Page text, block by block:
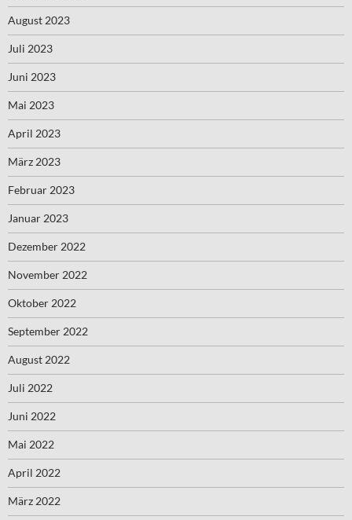
August 2023
Juli 2023
Juni 2023
Mai 2023
April 2023
März 2023
Februar 2023
Januar 2023
Dezember 2022
November 2022
Oktober 2022
September 2022
August 2022
Juli 2022
Juni 2022
Mai 2022
April 2022
März 2022